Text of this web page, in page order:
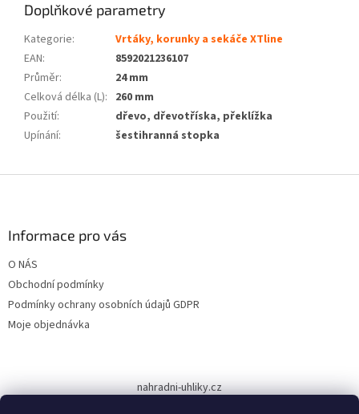
Doplňkové parametry
Kategorie:
Vrtáky, korunky a sekáče XTline
EAN:
8592021236107
Průměr:
24 mm
Celková délka (L): 260 mm
Použití:
dřevo, dřevotříska, překlížka
Upínání: šestihranná stopka
Informace pro vás
O NÁS
Obchodní podmínky
Podmínky ochrany osobních údajů GDPR
Moje objednávka
nahradni-uhliky.cz